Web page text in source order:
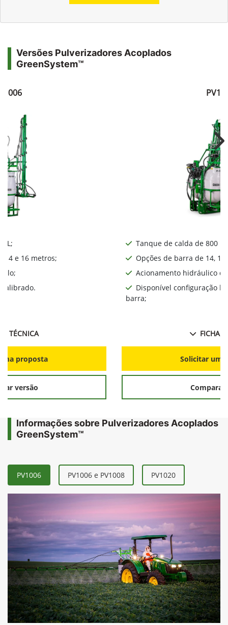
Versões Pulverizadores Acoplados
GreenSystem™
L;
14 e 16 metros;
TÉCNICA
proposta
versão
Tanque de calda de 800 L;
Opções de barra de 14,
Acionamento hidráulico
Disponível configuração
barra;
FICHA
Solicitar
Comparar
Informações sobre Pulverizadores Acoplados
GreenSystem™
PV1006 PV1006 e PV1008 PV1020